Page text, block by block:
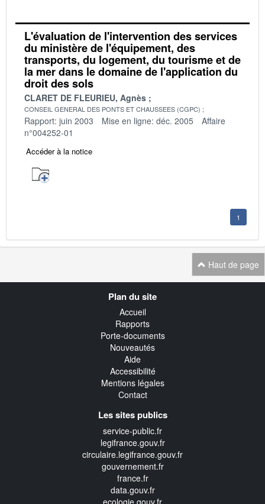
L'évaluation de l'intervention des services
du ministère de l'équipement, des
transports, du logement, du tourisme et de
la mer dans le domaine de l'application du
droit des sols
CLARET DE FLEURIEU, Agnès
CONSEIL GENERAL DES PONTS ET CHAUSSEES (CGPC)
Rapport: juin 2003 Mise en ligne: déc. 2005
Affaire
n°004252-01
Accéder à la notice
1
Haut de page
Plan du site
Accueil
Rapports
Porte-documents
Nouveautés
Aide
Accessibilité
Mentions légales
Contact
Les sites publics
service-public.fr
legifrance.gouv.fr
circulaire.legifrance.gouv.fr
gouvernement.fr
france.fr
data.gouv.fr
ecologie.gouv.fr